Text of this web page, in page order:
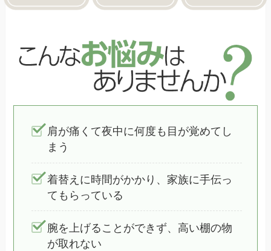
肩が痛くて夜中に何度も目が覚めてし
まう
着替えに時間がかかり、家族に手伝っ
てもらっている
腕を上げることができず、高い棚の物
が取れない